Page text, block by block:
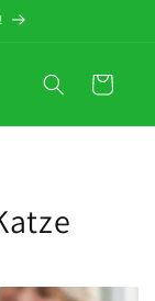
Warenkorb